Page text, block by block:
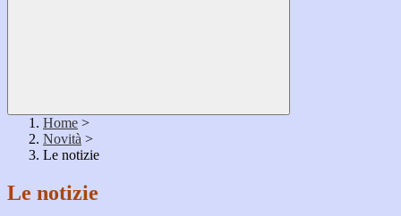
Home >
Novità >
Le notizie
Le notizie